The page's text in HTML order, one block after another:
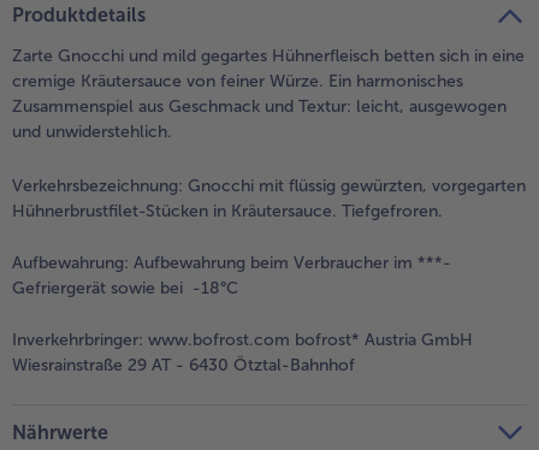
Produktdetails
Zarte Gnocchi und mild gegartes Hühnerfleisch betten sich in eine
cremige Kräutersauce von feiner Würze. Ein harmonisches
Zusammenspiel aus Geschmack und Textur: leicht, ausgewogen
und unwiderstehlich.
Verkehrsbezeichnung: Gnocchi mit flüssig gewürzten, vorgegarten
Hühnerbrustfilet-Stücken in Kräutersauce. Tiefgefroren.
Aufbewahrung: Aufbewahrung beim Verbraucher im ***-
Gefriergerät sowie bei -18°C
Inverkehrbringer: www.bofrost.com bofrost* Austria GmbH
Wiesrainstraße 29 AT - 6430 Ötztal-Bahnhof
Nährwerte